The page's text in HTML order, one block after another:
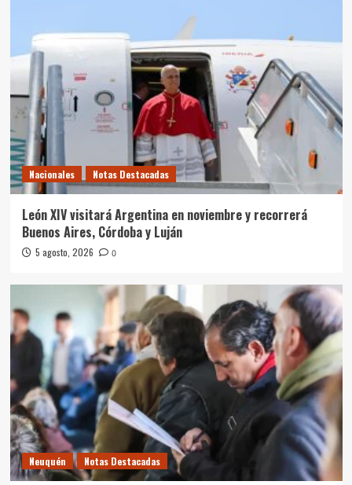
Nacionales Notas Destacadas
León XIV visitará Argentina en noviembre y recorrerá
Buenos Aires, Córdoba y Luján
5 agosto, 2026 0
Neuquén Notas Destacadas